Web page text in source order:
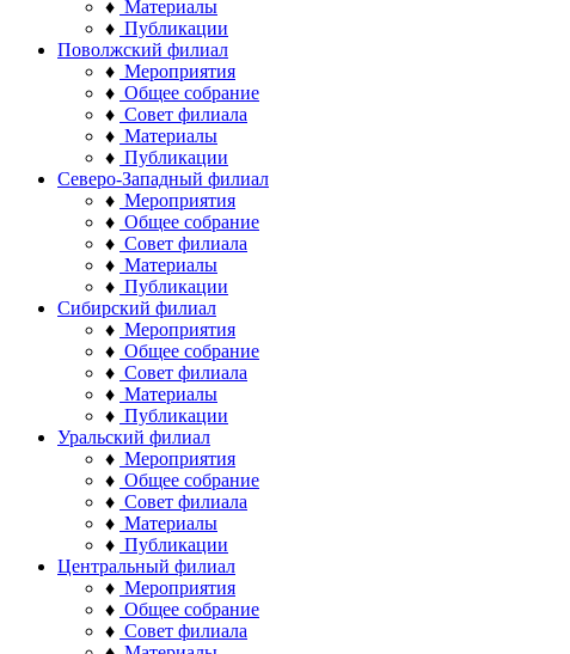
♦ Материалы
♦ Публикации
Поволжский филиал
♦ Мероприятия
♦ Общее собрание
♦ Совет филиала
♦ Материалы
♦ Публикации
Северо-Западный филиал
♦ Мероприятия
♦ Общее собрание
♦ Совет филиала
♦ Материалы
♦ Публикации
Сибирский филиал
♦ Мероприятия
♦ Общее собрание
♦ Совет филиала
♦ Материалы
♦ Публикации
Уральский филиал
♦ Мероприятия
♦ Общее собрание
♦ Совет филиала
♦ Материалы
♦ Публикации
Центральный филиал
♦ Мероприятия
♦ Общее собрание
♦ Совет филиала